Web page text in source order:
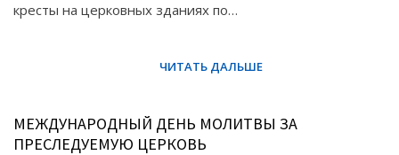
кресты на церковных зданиях по…
МЕЖДУНАРОДНЫЙ ДЕНЬ МОЛИТВЫ ЗА
ПРЕСЛЕДУЕМУЮ ЦЕРКОВЬ